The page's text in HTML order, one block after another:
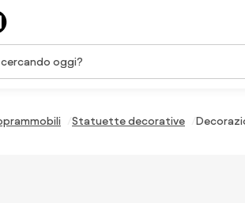
al contenuto
Statuette decorative